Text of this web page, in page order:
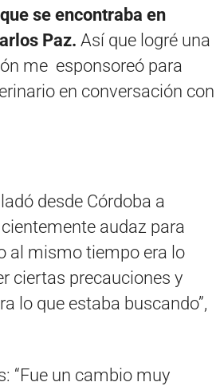
se encontraba en
Paz. Así que logré una
me esponsoreó para
en conversación con
desde Córdoba a
audaz para
al mismo tiempo era lo
ciertas precauciones y
lo que estaba buscando”,
“Fue un cambio muy